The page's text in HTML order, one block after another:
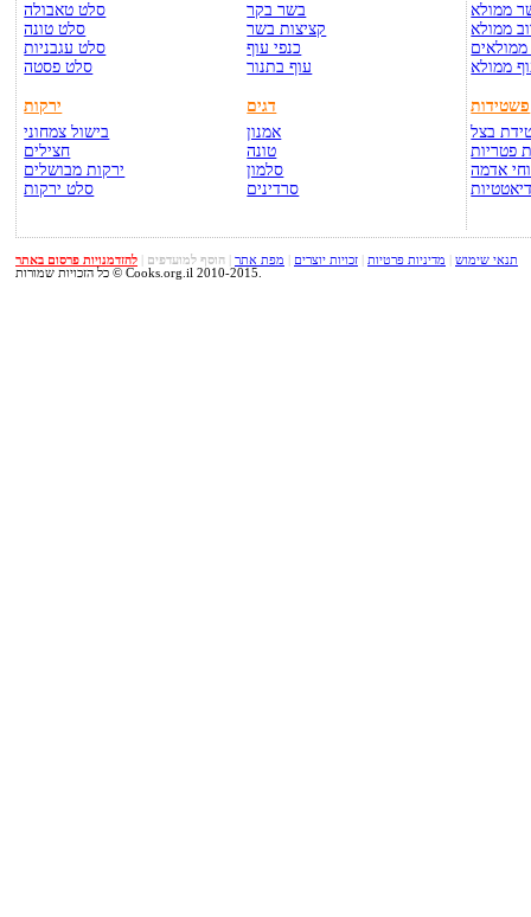
סלט טאבולה
סלט טונה
סלט עגבניות
סלט פסטה
ירקות
בישול צמחוני
חצילים
ירקות מבושלים
סלט ירקות
בשר בקר
קציצות בשר
כנפי עוף
עוף בתנור
דגים
אמנון
טונה
סלמון
סרדינים
ממולא
ממולא
ממולא
פשטידות
בצל
פטריות
אדמה
תנאי שימוש מדיניות פרטיות זכויות יוצרים מפת אתר הוסף למועדפים
להזדמנויות פרסום באתר
כל הזכויות שמורות © Cooks.org.il 2010-2015.